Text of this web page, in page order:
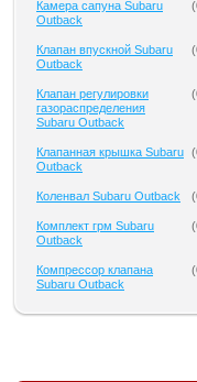
Камера сапуна Subaru
Outback
(
Клапан впускной Subaru
Outback
(
Клапан регулировки
газораспределения
Subaru Outback
(
Клапанная крышка Subaru
Outback
(
Коленвал Subaru Outback (
Комплект грм Subaru
Outback
(
Компрессор клапана
Subaru Outback
(